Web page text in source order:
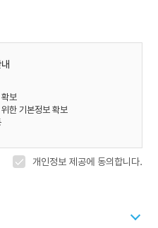
보
한 기본정보 확보
정보를 보관합니다.
개인정보 제공에 동의합니다.